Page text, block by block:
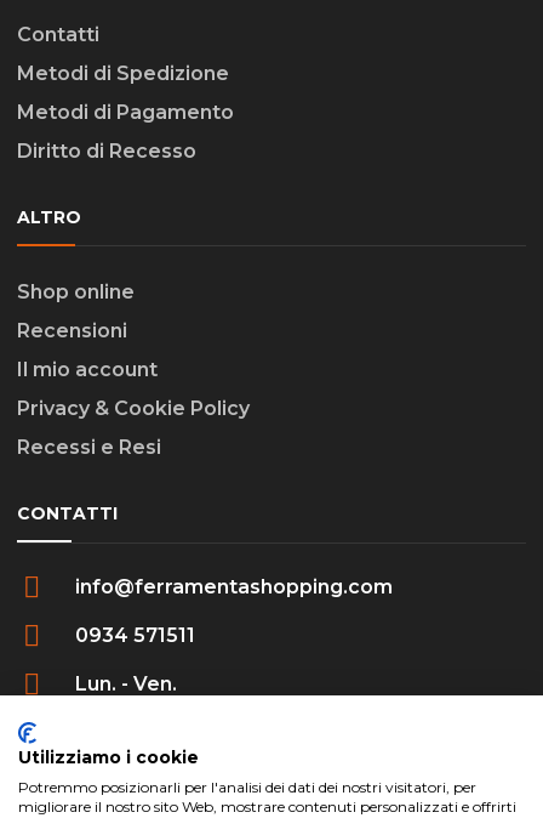
Contatti
Metodi di Spedizione
Metodi di Pagamento
Diritto di Recesso
ALTRO
Shop online
Recensioni
Il mio account
Privacy & Cookie Policy
Recessi e Resi
CONTATTI
info@ferramentashopping.com
0934 571511
Lun. - Ven.
Utilizziamo i cookie
Potremmo posizionarli per l'analisi dei dati dei nostri visitatori, per
migliorare il nostro sito Web, mostrare contenuti personalizzati e offrirti